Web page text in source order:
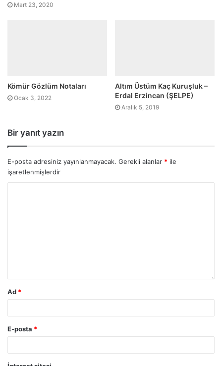
Mart 23, 2020
Kömür Gözlüm Notaları
Ocak 3, 2022
Altım Üstüm Kaç Kuruşluk –
Erdal Erzincan (ŞELPE)
Aralık 5, 2019
Bir yanıt yazın
E-posta adresiniz yayınlanmayacak. Gerekli alanlar * ile
işaretlenmişlerdir
Ad *
E-posta *